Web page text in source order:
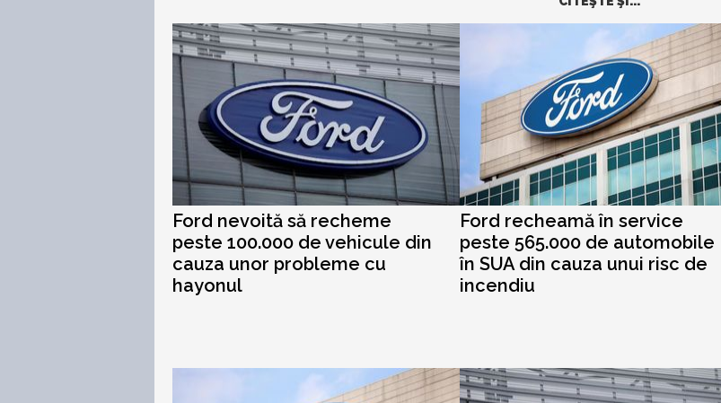
Ford nevoită să recheme
peste 100.000 de vehicule din
cauza unor probleme cu
hayonul
Ford recheamă în service
peste 565.000 de automobile
în SUA din cauza unui risc de
incendiu